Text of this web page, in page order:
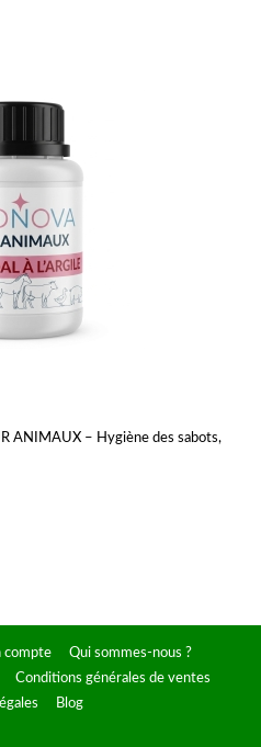
ANIMAUX – Hygiène des sabots,
compte
Qui sommes-nous ?
Conditions générales de ventes
Blog